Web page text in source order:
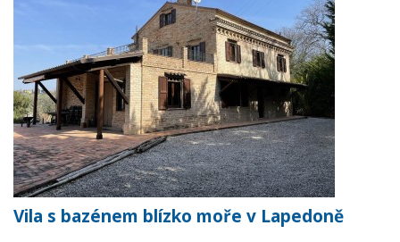
Vila s bazénem blízko moře v Lapedoně